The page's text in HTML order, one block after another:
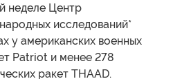
неделе Центр
исследований*
у американских военных
Patriot и менее 278
ракет THAAD.